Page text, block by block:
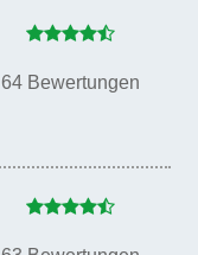
64 Bewertungen